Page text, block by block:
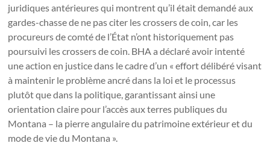
juridiques antérieures qui montrent qu’il était demandé aux
gardes-chasse de ne pas citer les crossers de coin, car les
procureurs de comté de l’État n’ont historiquement pas
poursuivi les crossers de coin. BHA a déclaré avoir intenté
une action en justice dans le cadre d’un « effort délibéré visant
à maintenir le problème ancré dans la loi et le processus
plutôt que dans la politique, garantissant ainsi une
orientation claire pour l’accès aux terres publiques du
Montana – la pierre angulaire du patrimoine extérieur et du
mode de vie du Montana ».